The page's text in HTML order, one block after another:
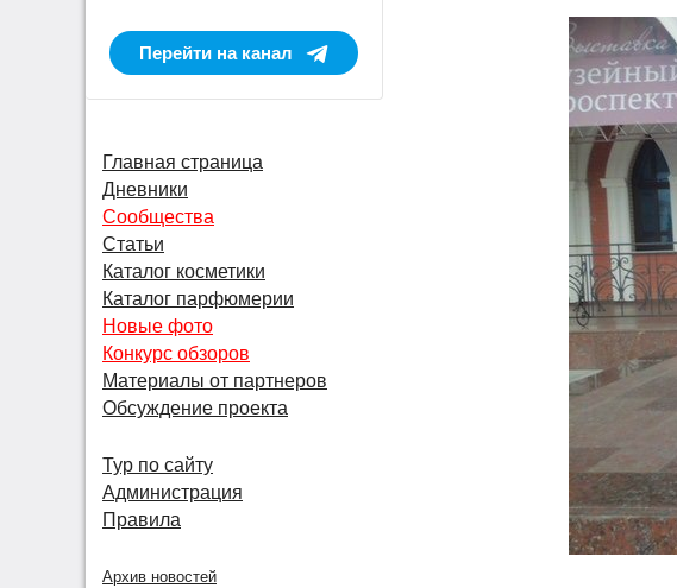
Перейти на канал
Главная страница
Дневники
Сообщества
Статьи
Каталог косметики
Каталог парфюмерии
Новые фото
Конкурс обзоров
Материалы от партнеров
Обсуждение проекта
Тур по сайту
Администрация
Правила
Архив новостей